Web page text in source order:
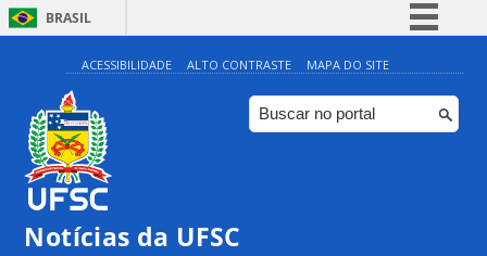
BRASIL
Simplifique!
Comunica BR
Participe
ACESSIBILIDADE ALTO CONTRASTE MAPA DO SITE
Notícias da UFSC